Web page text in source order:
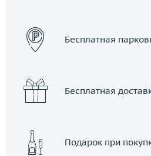
Бесплатная
Бесплатная
Подарок при